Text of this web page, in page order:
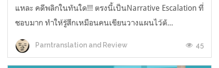
แหละ คดีพลิกในทันใด!!! ตรงนี้เป็นNarrative Escalation ที่
ชอบมาก ทำให้รู้สึกเหมือนคนเขียนวางแผนไว้ตั...
Parntranslation and Review 45